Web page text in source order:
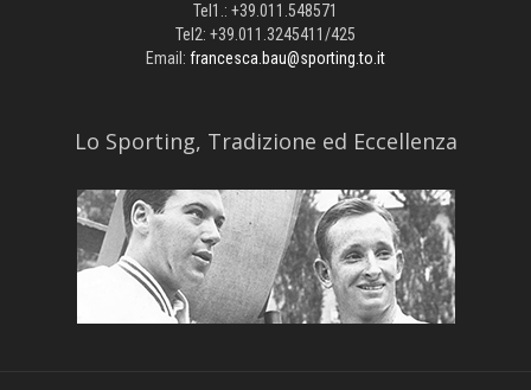
Tel1.: +39.011.548571
Tel2: +39.011.3245411/425
Email: francesca.bau@sporting.to.it
​Lo Sporting, Tradizione ed Eccellenza